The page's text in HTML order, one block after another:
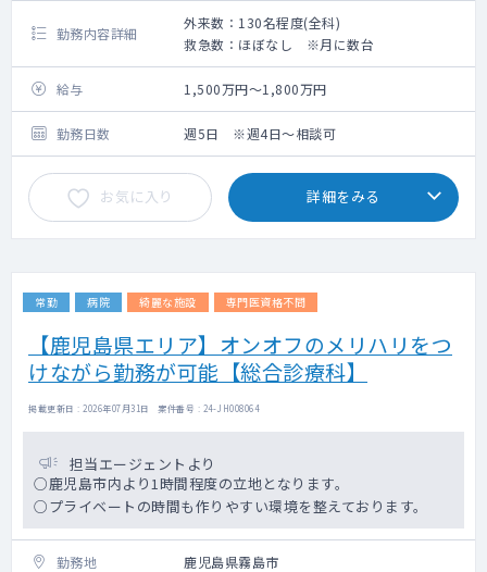
勤務内容詳細
外来数：130名程度(全科)
救急数：ほぼなし ※月に数台
給与 1,500万円～1,800万円
勤務日数 週5日 ※週4日～相談可
お気に入り 詳細をみる
常勤 病院 綺麗な施設 専門医資格不問
【鹿児島県エリア】オンオフのメリハリをつ
けながら勤務が可能【総合診療科】
掲載更新日 : 2026年07月31日 案件番号 : 24-JH008064
担当エージェントより
○鹿児島市内より1時間程度の立地となります。
○プライベートの時間も作りやすい環境を整えております。
勤務地 鹿児島県霧島市